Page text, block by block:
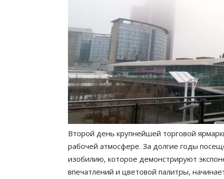
Второй день крупнейшей торговой
рабочей атмосфере. За долгие годы
изобилию, которое демонстрируют
впечатлений и цветовой палитры,